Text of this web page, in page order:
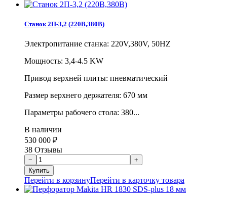
Станок 2П-3,2 (220В,380В)
Электропитание станка: 220V,380V, 50HZ
Мощность: 3,4-4.5 KW
Привод верхней плиты: пневматический
Размер верхнего держателя: 670 мм
Параметры рабочего стола: 380...
В наличии
530 000 ₽
38 Отзывы
Перейти в корзинуПерейти в карточку товара